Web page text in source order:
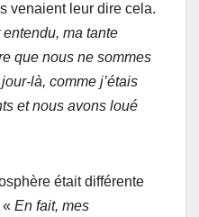
venaient leur dire cela.
entendu, ma tante
que nous ne sommes
là, comme j’étais
et nous avons loué
était différente
En fait, mes